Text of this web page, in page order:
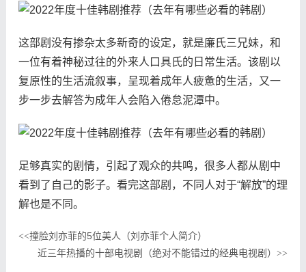
这部剧没有掺杂太多新奇的设定，就是廉氏三兄妹，和
一位有着神秘过往的外来人口具氏的日常生活。该剧以
复原性的生活流叙事，呈现着成年人疲惫的生活，又一
步一步去解答为成年人会陷入倦怠泥潭中。
足够真实的剧情，引起了观众的共鸣，很多人都从剧中
看到了自己的影子。看完这部剧，不同人对于“解放”的理
解也是不同。
<<撞脸刘亦菲的5位美人（刘亦菲个人简介）
近三年热播的十部电视剧（绝对不能错过的经典电视剧）>>